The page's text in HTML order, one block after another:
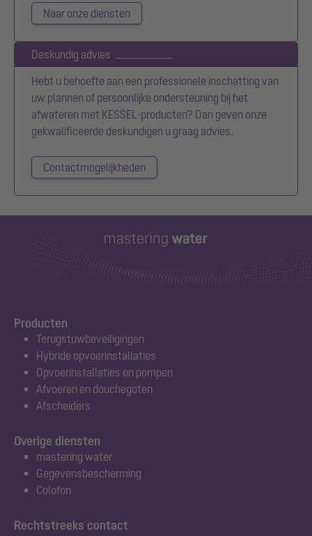
Naar onze diensten
Deskundig advies
Hebt u behoefte aan een professionele inschatting van
uw plannen of persoonlijke ondersteuning bij het
afwateren met KESSEL-producten? Dan geven onze
gekwalificeerde deskundigen u graag advies.
Contactmogelijkheden
Producten
Terugstuwbeveiligingen
Hybride opvoerinstallaties
Opvoerinstallaties en pompen
Afvoeren en douchegoten
Afscheiders
Rechtstreeks contact
Overige diensten
mastering water
Gegevensbescherming
Colofon